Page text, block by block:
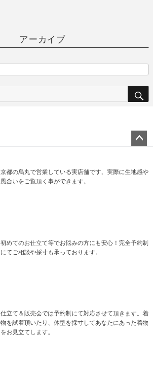
アーカイブ
ップ
京都の烏丸で営業している実店舗です。実際に生地感や
風合いをご覧頂く事ができます。
初めてのお仕立て等でお悩みの方にも安心！完全予約制
にてご相談や採寸も承っております。
仕立て＆販売会では予約制にて対応させて頂きます。着
物を試着頂いたり、体型を採寸してあなたにあった着物
をお見立てします。